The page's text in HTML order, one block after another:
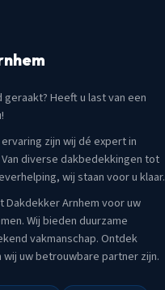
Heeft u last van een
zijn wij dé expert in
diverse dakbedekkingen tot
wij staan voor u klaar.
Dakdekker Arnhem voor uw
Wij bieden duurzame
vakmanschap. Ontdek
wij uw betrouwbare partner zijn.